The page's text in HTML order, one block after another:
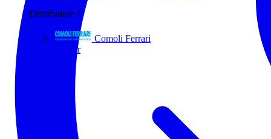
Distributore 1
Comoli Ferrari
Tutti i partner